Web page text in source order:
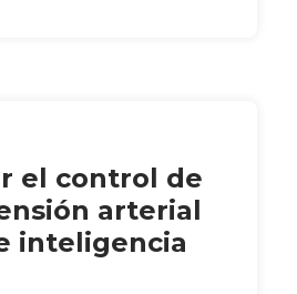
el control de
arterial
inteligencia